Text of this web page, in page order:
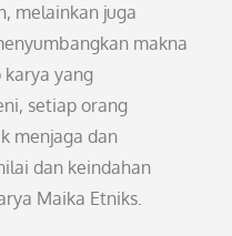
melainkan juga
makna
yang
setiap orang
menjaga dan
dan keindahan
Maika Etniks.